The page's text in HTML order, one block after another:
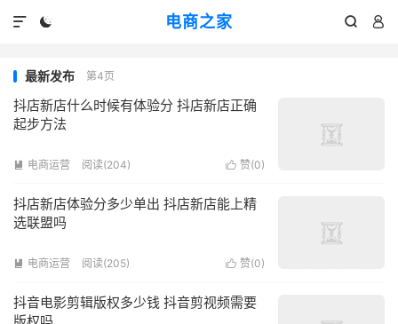
电商之家 
 

最新发布 第4页
抖店新店什么时候有体验分 抖店新店正确
起步方法
 赞(0)
 电商运营 阅读(204)
抖店新店体验分多少单出 抖店新店能上精
选联盟吗
 赞(0)
 电商运营 阅读(205)
抖音电影剪辑版权多少钱 抖音剪视频需要